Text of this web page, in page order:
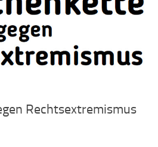
Rechtsextremismus